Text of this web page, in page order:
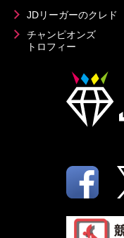
JDリーガーのクレド
チャンピオンズ
トロフィー